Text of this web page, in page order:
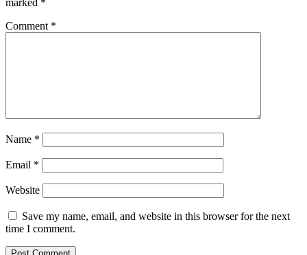
marked *
Comment *
Name *
Email *
Website
Save my name, email, and website in this browser for the next
time I comment.